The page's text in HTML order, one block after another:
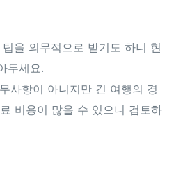
을 의무적으로 받기도 하니 현
두세요.
사항이 아니지만 긴 여행의 경
비용이 많을 수 있으니 검토하